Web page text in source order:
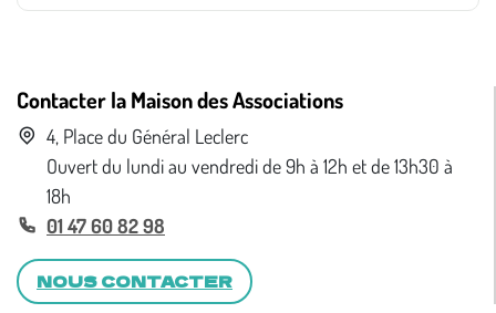
Contacter la Maison des Associations
4, Place du Général Leclerc
Ouvert du lundi au vendredi de 9h à 12h et de 13h30 à
18h
01 47 60 82 98
NOUS CONTACTER